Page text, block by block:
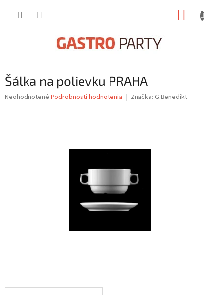
Šálka na polievku PRAHA
Priemerné
Neohodnotené Podrobnosti hodnotenia Značka: G.Benedikt